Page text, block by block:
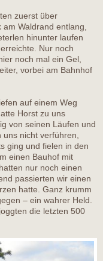
zuerst über
Waldrand entlang,
hinunter laufen
Nur noch
noch mal ein Gel,
vorbei am Bahnhof
auf einem Weg
Horst zu uns
von seinen Läufen und
uns nicht verführen,
ging und fielen in den
einen Bauhof mit
nur noch einen
passierten wir einen
hatte. Ganz krumm
– ein wahrer Held.
die letzten 500